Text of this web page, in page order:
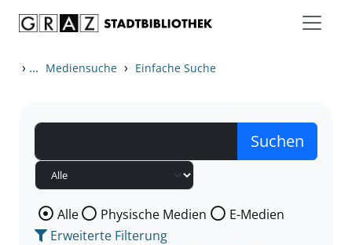
› ... Mediensuche › Einfache Suche
Wählen Sie die Medienart nach der Sie suchen wollen.
Alle Physische Medien
E-Medien
Erweiterte Filterung